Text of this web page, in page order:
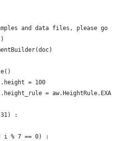
and data files, please go
= 100
=
:
i % 7 == 0) :